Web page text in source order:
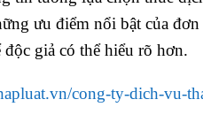
ưu điểm nổi bật của
giả có thể hiểu rõ hơn.
cong-ty-dich-vu-